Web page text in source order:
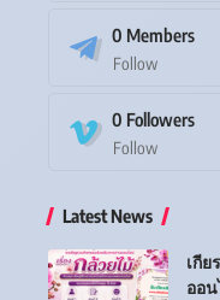
0 Members
Follow
0 Followers
Follow
Latest News
เกี
ออ